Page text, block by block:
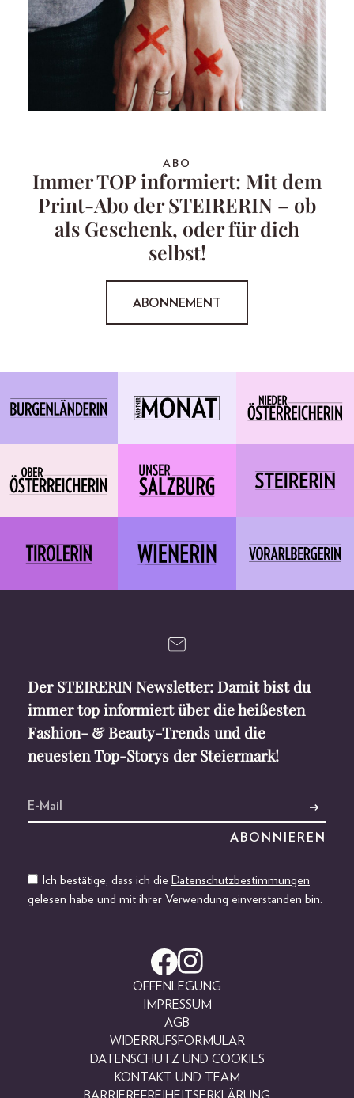
ABO
Immer TOP informiert: Mit dem
Print-Abo der STEIRERIN – ob
als Geschenk, oder für dich
selbst!
ABONNEMENT
Der STEIRERIN Newsletter: Damit bist du
immer top informiert über die heißesten
Fashion- & Beauty-Trends und die
neuesten Top-Storys der Steiermark!
Ich bestätige, dass ich die Datenschutzbestimmungen
gelesen habe und mit ihrer Verwendung einverstanden bin.
OFFENLEGUNG
IMPRESSUM
AGB
WIDERRUFSFORMULAR
DATENSCHUTZ UND COOKIES
KONTAKT UND TEAM
BARRIEREFREIHEITSERKLÄRUNG